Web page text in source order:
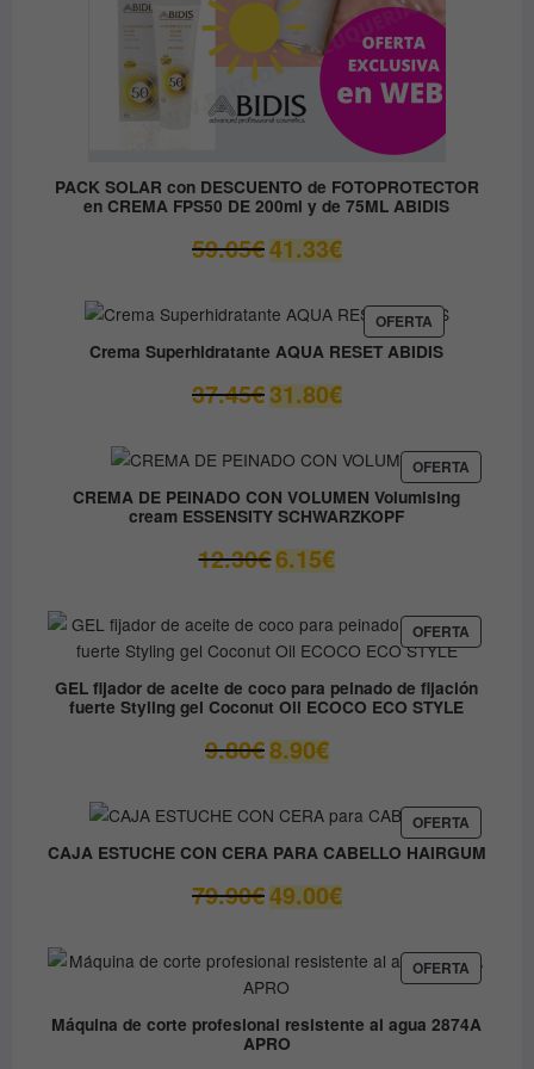
PACK SOLAR con DESCUENTO de FOTOPROTECTOR
en CREMA FPS50 DE 200ml y de 75ML ABIDIS
59.05€ El
precio
era:
59.05€.
41.33€El
precio
es:
41.33€.
OFERTAPRODUCTO
EN
Crema Superhidratante AQUA RESET ABIDIS
37.45€ El
precio
era:
37.45€.
31.80€El
precio
es:
31.80€.
OFERTA
EN
CREMA DE PEINADO CON VOLUMEN Volumising
cream ESSENSITY SCHWARZKOPF
12.30€El
precio
era:
12.30€.
6.15€El
precio
es:
6.15€.
OFERTA
EN
GEL fijador de aceite de coco para peinado de fijación
fuerte Styling gel Coconut Oil ECOCO ECO STYLE
9.80€ El
precio
era:
9.80€.
8.90€El
precio
es:
8.90€.
OFERTA
EN
CAJA ESTUCHE CON CERA PARA CABELLO HAIRGUM
79.90€ El
precio
era:
79.90€.
49.00€El
precio
es:
OFERTA
EN
Máquina de corte profesional resistente al agua 2874A
APRO